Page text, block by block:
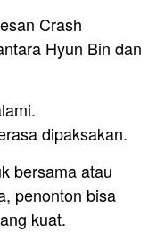
Crash
Hyun Bin dan
dipaksakan.
bersama atau
penonton bisa
kuat.